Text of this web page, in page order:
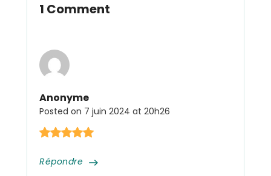
1 Comment
Anonyme
Posted on 7 juin 2024 at 20h26
Répondre